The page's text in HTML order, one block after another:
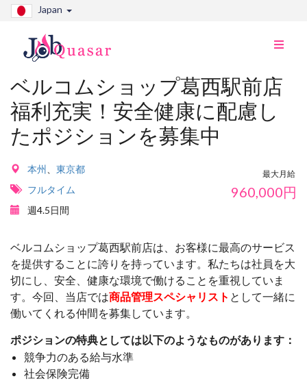
Japan
ナ
り
え
ベルコムショップ葛西駅前店
福利充実！安全健康に配慮し
たポジションを募集中
本州
東京都
フルタイム
週4.5日間
最大月給
960,000円
ベルコムショップ葛西駅前店は、お客様に最高のサービス
を提供することに誇りを持っています。私たちは社員を大
切にし、安全、健康な環境で働けることを重視していま
す。今回、当店では商品管理スペシャリスト として一緒に
働いてくれる仲間を募集しています。
ポジションの特典としては以下のようなものがあります：
競争力のある給与水準
社会保険完備